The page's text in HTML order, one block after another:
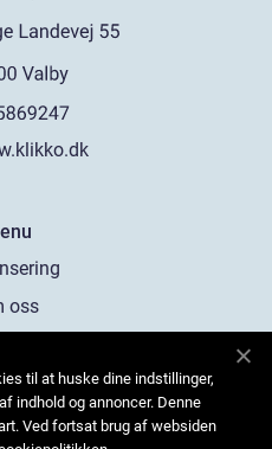
oss
oss
til at huske dine indstillinger,
indhold og annoncer. Denne
Ved fortsat brug af websiden